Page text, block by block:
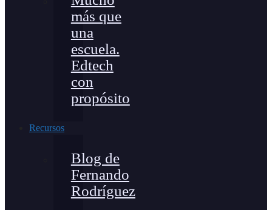
más que
una
escuela.
Edtech
con
propósito
Recursos
Blog de
Fernando
Rodríguez